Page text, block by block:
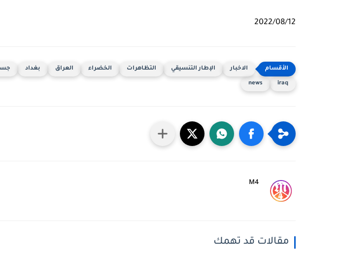
2022/08/12
الاخبار الإطار التنسيقي التظاهرات الخضراء العراق بغداد
iraq
news
M4
مقالات قد تهمك